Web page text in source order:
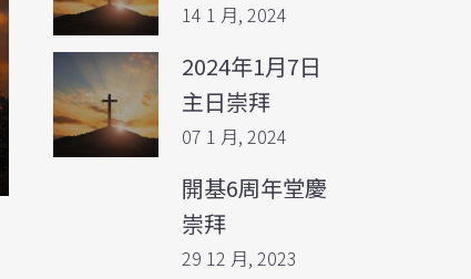
14 1 月, 2024
2024年1月7日
主日崇拜
07 1 月, 2024
開基6周年堂慶
崇拜
29 12 月, 2023